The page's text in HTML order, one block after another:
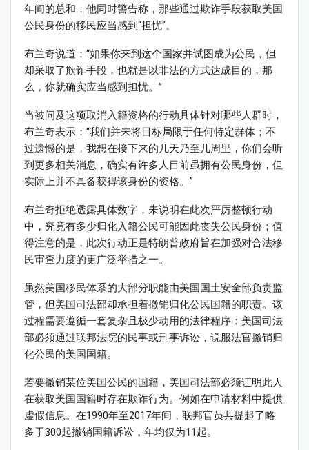
年间的总和；他同时警告称，那些通过欺诈手段获取美国
公民身份的移民应当感到“担忧”。
布兰奇说道：“如果你来到这个国家并试图成为公民，但
却采取了欺诈手段，也就是以非法的方式达成目的，那
么，你就确实应当感到担忧。”
当被问及这项取消入籍资格的行动具体针对哪些人群时，
布兰奇表示：“我们并未将目标局限于任何特定群体；不
过遗憾的是，我想在接下来的几天乃至几周里，你们会听
到更多相关消息，确实有许多人目前虽拥有公民身份，但
实际上并不具备获得该身份的资格。”
布兰奇拒绝透露具体数字，未说明在此次严厉整顿行动
中，究竟有多少归化入籍公民可能因此丧失公民身份；值
得注意的是，此次行动正是特朗普政府旨在加强对合法移
民审查力度的更广泛举措之一。
虽然美国移民体系的大部分职能由美国国土安全部负责监
管，但美国司法部却承担着撤销归化公民国籍的职责。该
过程需要遵循一套复杂且极少动用的法律程序：美国司法
部必须通过联邦法院的民事或刑事诉讼，说服法官撤销归
化公民的美国国籍。
若要撤销某位美国公民的国籍，美国司法部必须证明此人
在获取美国国籍时存在欺诈行为。例如在申请材料中提供
虚假信息。在1990年至2017年间，联邦官员共提起了略
多于300起撤销国籍诉讼，年均仅为11起。